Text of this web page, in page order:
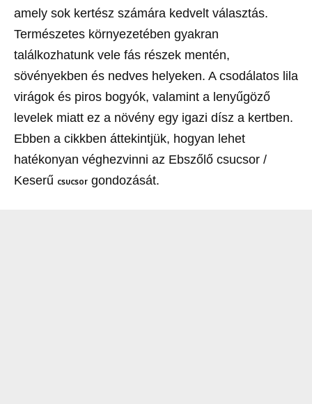
amely sok kertész számára kedvelt választás.
Természetes környezetében gyakran
találkozhatunk vele fás részek mentén,
sövényekben és nedves helyeken. A csodálatos lila
virágok és piros bogyók, valamint a lenyűgöző
levelek miatt ez a növény egy igazi dísz a kertben.
Ebben a cikkben áttekintjük, hogyan lehet
hatékonyan véghezvinni az Ebszőlő csucsor /
Keserű csucsor gondozását.